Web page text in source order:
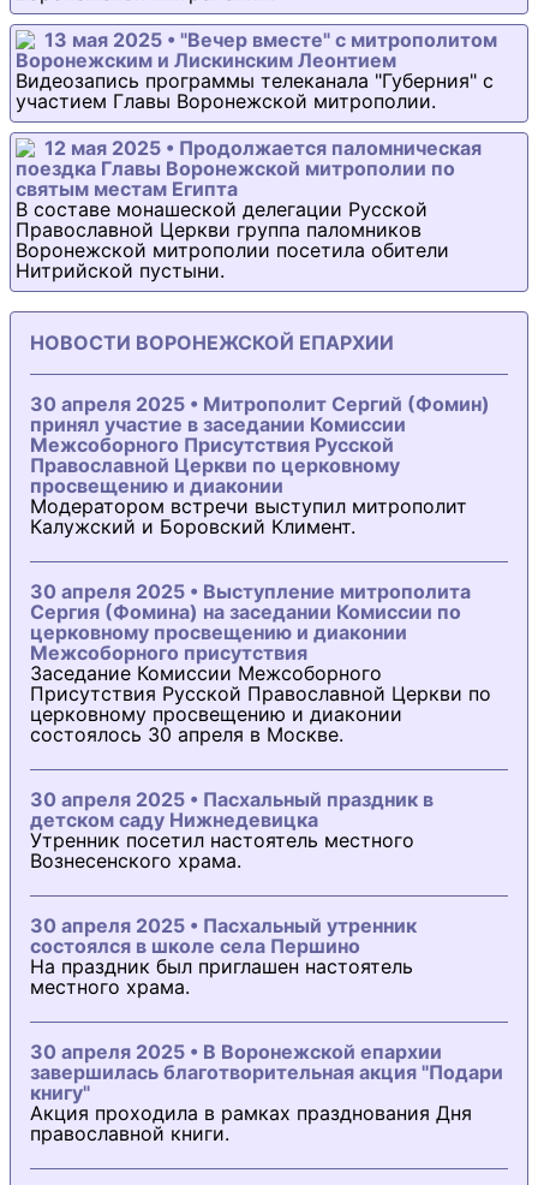
13 мая 2025 • "Вечер вместе" с митрополитом
Воронежским и Лискинским Леонтием
Видеозапись программы телеканала "Губерния" с
участием Главы Воронежской митрополии.
12 мая 2025 • Продолжается паломническая
поездка Главы Воронежской митрополии по
святым местам Египта
В составе монашеской делегации Русской
Православной Церкви группа паломников
Воронежской митрополии посетила обители
Нитрийской пустыни.
НОВОСТИ ВОРОНЕЖСКОЙ ЕПАРХИИ
30 апреля 2025 • Митрополит Сергий (Фомин)
принял участие в заседании Комиссии
Межсоборного Присутствия Русской
Православной Церкви по церковному
просвещению и диаконии
Модератором встречи выступил митрополит
Калужский и Боровский Климент.
30 апреля 2025 • Выступление митрополита
Сергия (Фомина) на заседании Комиссии по
церковному просвещению и диаконии
Межсоборного присутствия
Заседание Комиссии Межсоборного
Присутствия Русской Православной Церкви по
церковному просвещению и диаконии
состоялось 30 апреля в Москве.
30 апреля 2025 • Пасхальный праздник в
детском саду Нижнедевицка
Утренник посетил настоятель местного
Вознесенского храма.
30 апреля 2025 • Пасхальный утренник
состоялся в школе села Першино
На праздник был приглашен настоятель
местного храма.
30 апреля 2025 • В Воронежской епархии
завершилась благотворительная акция "Подари
книгу"
Акция проходила в рамках празднования Дня
православной книги.